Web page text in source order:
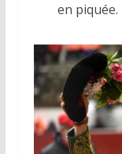
en piquée.